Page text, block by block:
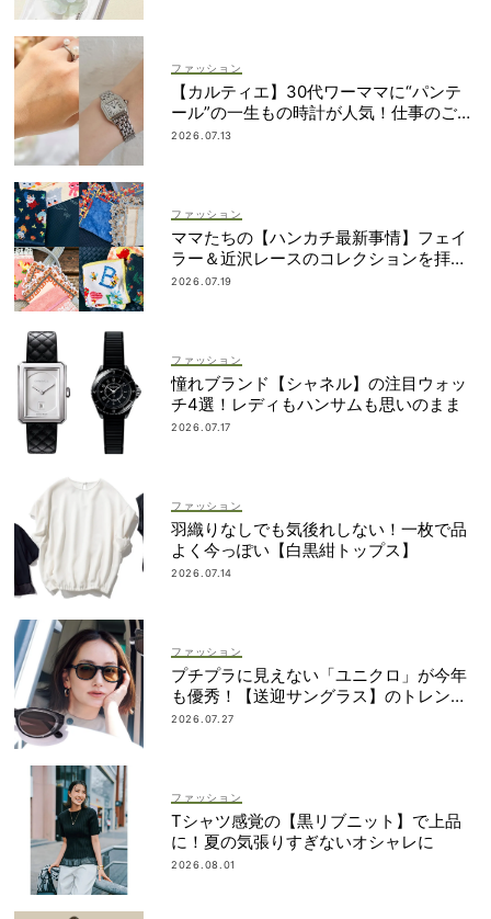
ファッション
【カルティエ】30代ワーママに“パンテ
ール”の一生もの時計が人気！仕事のご褒
美＆節目買いに
2026.07.13
ファッション
ママたちの【ハンカチ最新事情】フェイ
ラー＆近沢レースのコレクションを拝
見！
2026.07.19
ファッション
憧れブランド【シャネル】の注目ウォッ
チ4選！レディもハンサムも思いのまま
2026.07.17
ファッション
羽織りなしでも気後れしない！一枚で品
よく今っぽい【白黒紺トップス】
2026.07.14
ファッション
プチプラに見えない「ユニクロ」が今年
も優秀！【送迎サングラス】のトレンド
は“黒”のフレーム
2026.07.27
ファッション
Tシャツ感覚の【黒リブニット】で上品
に！夏の気張りすぎないオシャレに
2026.08.01